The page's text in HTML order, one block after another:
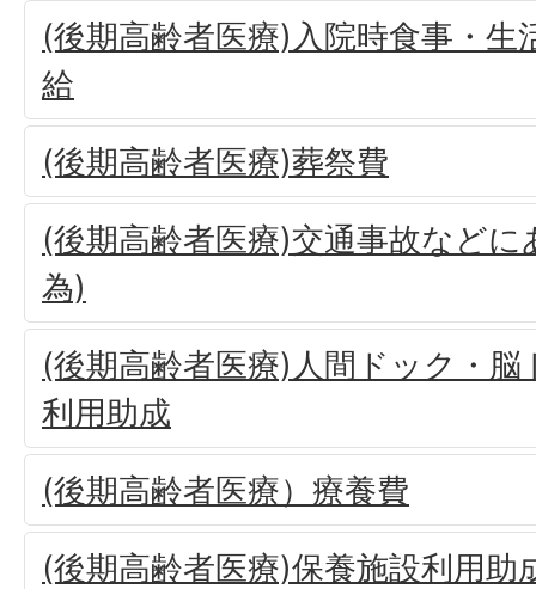
(後期高齢者医療)入院時食事・生
給
(後期高齢者医療)葬祭費
(後期高齢者医療)交通事故など
為)
(後期高齢者医療)人間ドック・
利用助成
(後期高齢者医療）療養費
(後期高齢者医療)保養施設利用助